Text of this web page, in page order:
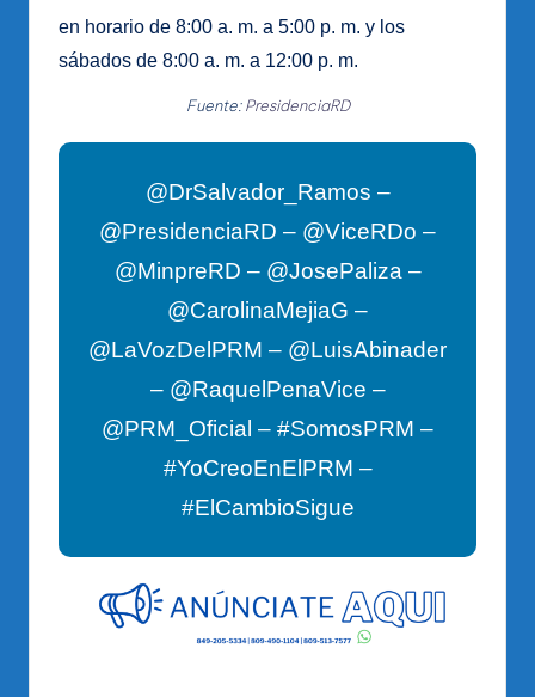
en horario de 8:00 a. m. a 5:00 p. m. y los
sábados de 8:00 a. m. a 12:00 p. m.
Fuente:PresidenciaRD
@DrSalvador_Ramos –
@PresidenciaRD – @ViceRDo –
@MinpreRD – @JosePaliza –
@CarolinaMejiaG –
@LaVozDelPRM – @LuisAbinader
– @RaquelPenaVice –
@PRM_Oficial – #SomosPRM –
#YoCreoEnElPRM –
#ElCambioSigue